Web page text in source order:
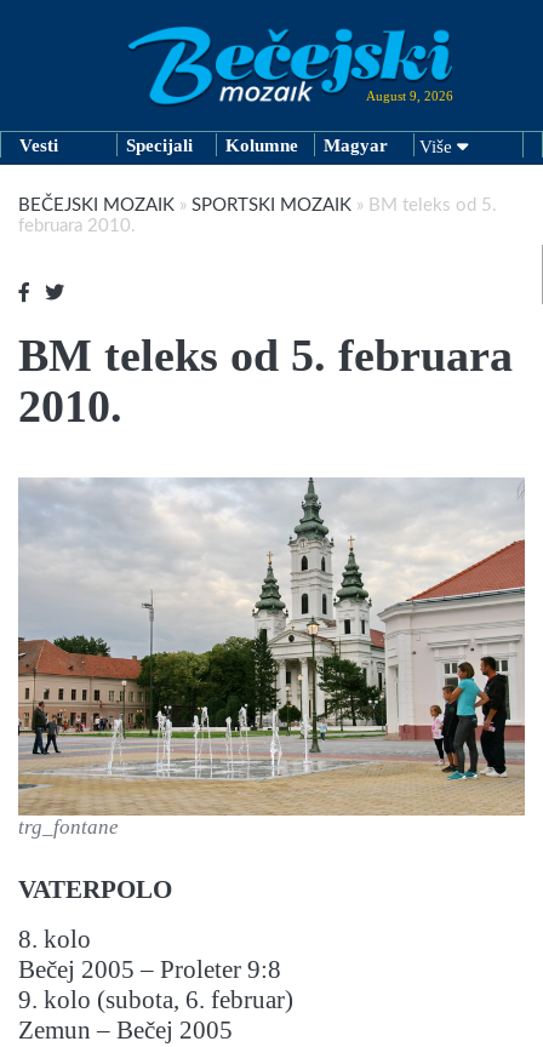
August 9, 2026
Vesti Specijali Kolumne Magyar Više
BEČEJSKI MOZAIK » SPORTSKI MOZAIK » BM teleks od 5.
februara 2010.
BM teleks od 5. februara
2010.
trg_fontane
VATERPOLO
8. kolo
Bečej 2005 – Proleter 9:8
9. kolo (subota, 6. februar)
Zemun – Bečej 2005